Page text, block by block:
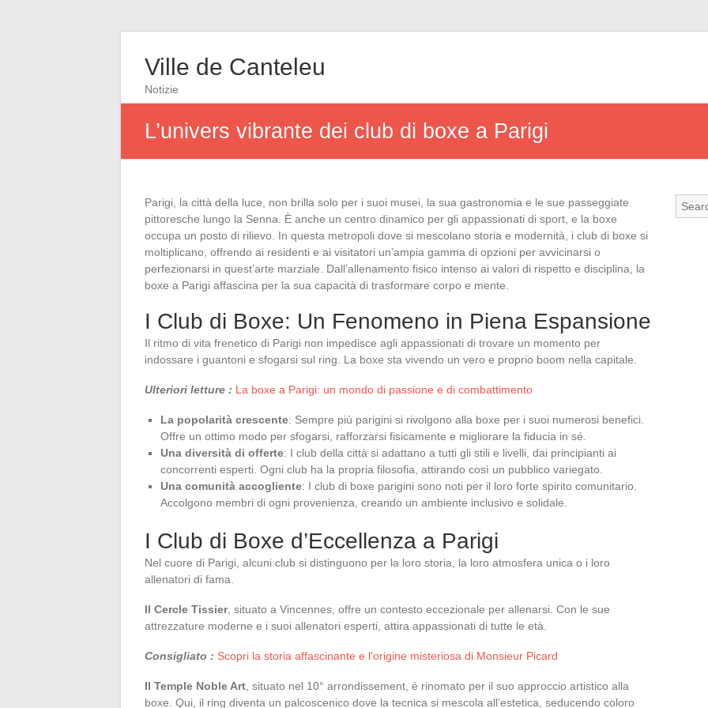
Ville de Canteleu
Notizie
L’univers vibrante dei club di boxe a Parigi
Parigi, la città della luce, non brilla solo per i suoi musei, la sua gastronomia e le sue passeggiate
pittoresche lungo la Senna. È anche un centro dinamico per gli appassionati di sport, e la boxe
occupa un posto di rilievo. In questa metropoli dove si mescolano storia e modernità, i club di boxe si
moltiplicano, offrendo ai residenti e ai visitatori un’ampia gamma di opzioni per avvicinarsi o
perfezionarsi in quest’arte marziale. Dall’allenamento fisico intenso ai valori di rispetto e disciplina, la
boxe a Parigi affascina per la sua capacità di trasformare corpo e mente.
I Club di Boxe: Un Fenomeno in Piena Espansione
Il ritmo di vita frenetico di Parigi non impedisce agli appassionati di trovare un momento per
indossare i guantoni e sfogarsi sul ring. La boxe sta vivendo un vero e proprio boom nella capitale.
Ulteriori letture : La boxe a Parigi: un mondo di passione e di combattimento
La popolarità crescente: Sempre più parigini si rivolgono alla boxe per i suoi numerosi benefici.
Offre un ottimo modo per sfogarsi, rafforzarsi fisicamente e migliorare la fiducia in sé.
Una diversità di offerte: I club della città si adattano a tutti gli stili e livelli, dai principianti ai
concorrenti esperti. Ogni club ha la propria filosofia, attirando così un pubblico variegato.
Una comunità accogliente: I club di boxe parigini sono noti per il loro forte spirito comunitario.
Accolgono membri di ogni provenienza, creando un ambiente inclusivo e solidale.
I Club di Boxe d’Eccellenza a Parigi
Nel cuore di Parigi, alcuni club si distinguono per la loro storia, la loro atmosfera unica o i loro
allenatori di fama.
Il Cercle Tissier, situato a Vincennes, offre un contesto eccezionale per allenarsi. Con le sue
attrezzature moderne e i suoi allenatori esperti, attira appassionati di tutte le età.
Consigliato : Scopri la storia affascinante e l'origine misteriosa di Monsieur Picard
Il Temple Noble Art , situato nel 10° arrondissement, è rinomato per il suo approccio artistico alla
boxe. Qui, il ring diventa un palcoscenico dove la tecnica si mescola all’estetica, seducendo coloro